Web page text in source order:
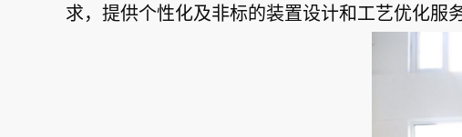
求，提供个性化及非标的装置设计和工艺优化服务